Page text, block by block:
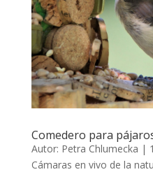
Comedero para
Autor: Petra Chlumecka |
Cámaras en vivo de la